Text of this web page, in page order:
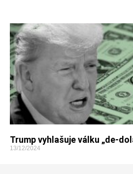
Trump vyhlašuje válku „de-
13/12/2024